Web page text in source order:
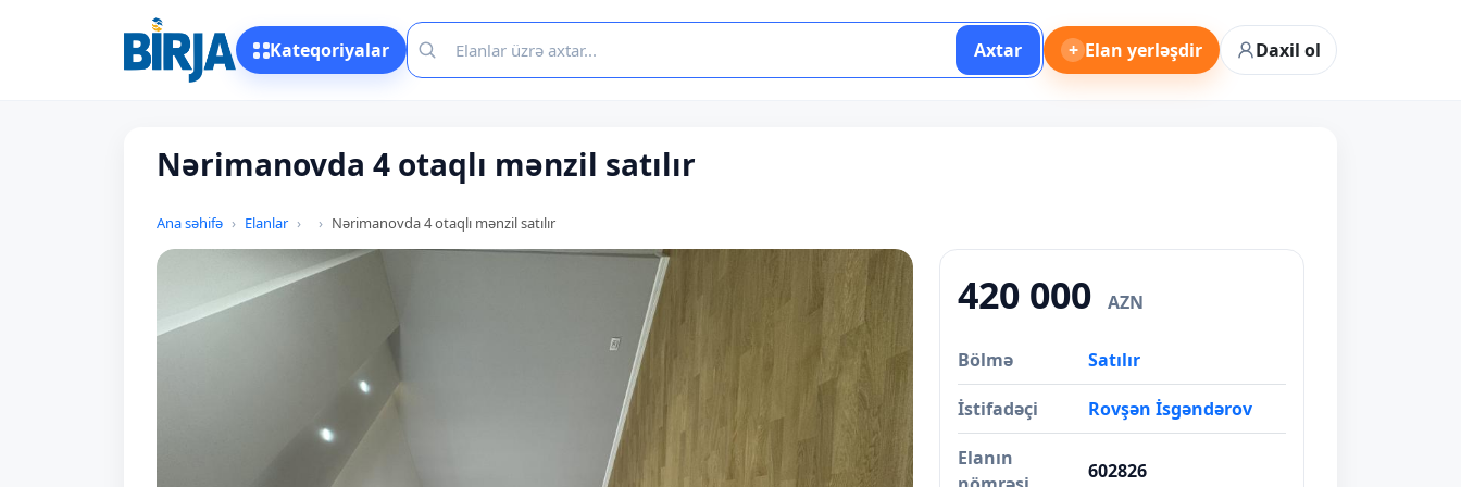
Kateqoriyalar Axtar + Elan yerləşdir Daxil ol
Nərimanovda 4 otaqlı mənzil satılır
Ana səhifə Elanlar Nərimanovda 4 otaqlı mənzil satılır
420 000 AZN
Bölmə Satılır
İstifadəçi Rovşən İsgəndərov
Elanın
602826